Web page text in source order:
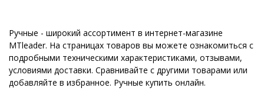
Ручные - широкий ассортимент в интернет-магазине
MTleader. На страницах товаров вы можете ознакомиться с
подробными техническими характеристиками, отзывами,
условиями доставки. Сравнивайте с другими товарами или
добавляйте в избранное. Ручные купить онлайн.